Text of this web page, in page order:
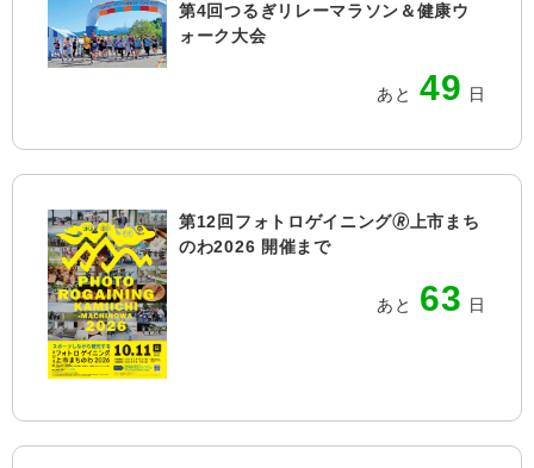
第4回つるぎリレーマラソン＆健康ウ
ォーク大会
あと 49 日
第12回フォトロゲイニング🄬上市まち
のわ2026 開催まで
あと 63 日